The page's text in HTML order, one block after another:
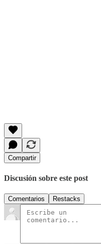
Compartir
Discusión sobre este post
Comentarios Restacks